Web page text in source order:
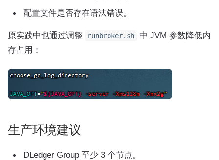
配置文件是否存在语法错误。
原实践中也通过调整 runbroker.sh
中 JVM 参数降低内
存占用：
生产环境建议
DLedger Group 至少 3 个节点。